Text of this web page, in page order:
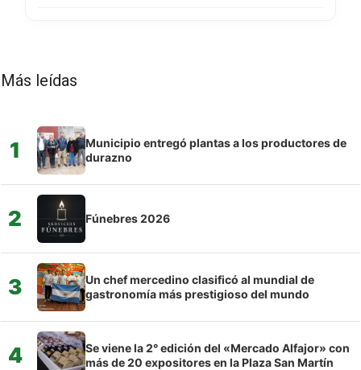
Más leídas
1
Municipio entregó plantas a los productores de
durazno
2 Fúnebres 2026
3
Un chef mercedino clasificó al mundial de
gastronomía más prestigioso del mundo
4
Se viene la 2° edición del «Mercado Alfajor» con
más de 20 expositores en la Plaza San Martín